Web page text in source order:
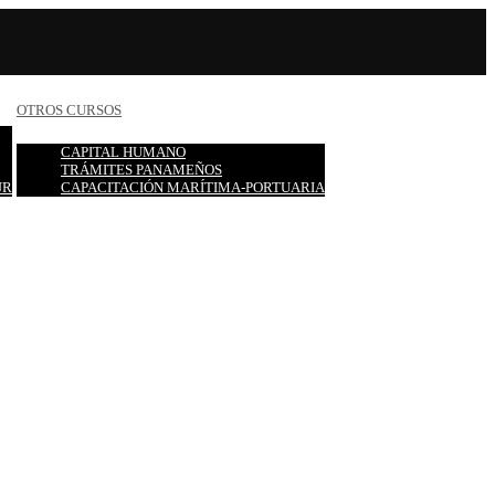
OTROS CURSOS
CAPITAL HUMANO
TRÁMITES PANAMEÑOS
CAPACITACIÓN MARÍTIMA-PORTUARIA